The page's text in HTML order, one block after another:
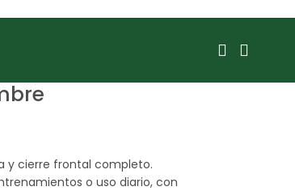
y cierre frontal completo.
o uso diario, con